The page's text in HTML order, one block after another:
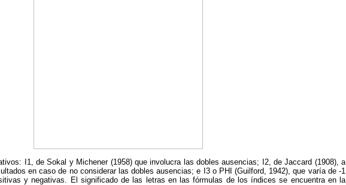
I1, de Sokal y Michener (1958) que involucra las dobles ausencias; I2, de Jaccard (1908), a
en caso de no considerar las dobles ausencias; e I3 o PHI (Guilford, 1942), que varía de -1
y negativas. El significado de las letras en las fórmulas de los índices se encuentra en la